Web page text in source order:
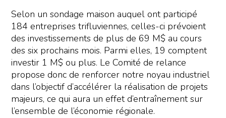
Selon un sondage maison auquel ont participé
184 entreprises trifluviennes, celles-ci prévoient
des investissements de plus de 69 M$ au cours
des six prochains mois. Parmi elles, 19 comptent
investir 1 M$ ou plus. Le Comité de relance
propose donc de renforcer notre noyau industriel
dans l’objectif d’accélérer la réalisation de projets
majeurs, ce qui aura un effet d’entraînement sur
l’ensemble de l’économie régionale.